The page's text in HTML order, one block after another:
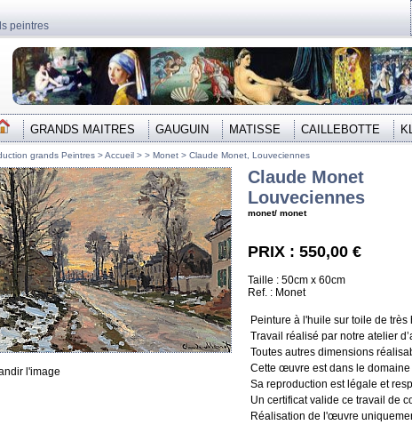
peintres
GRANDS MAITRES GAUGUIN MATISSE CAILLEBOTTE
grands Peintres >Accueil > > Monet > Claude Monet, Louveciennes
l'image
Claude Monet
Louveciennes
monet/ monet
PRIX : 550,00 €
Taille : 50cm x 60cm
Ref. : Monet
Peinture à l'huile sur toile de très
Travail réalisé par notre atelier
Toutes autres dimensions
Cette œuvre est dans le
Sa reproduction est légale et
Un certificat valide ce travail de
Réalisation de l'œuvre